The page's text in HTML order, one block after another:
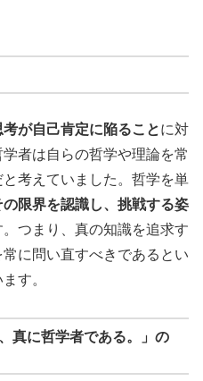
が自己肯定に陥ることに対
者は自らの哲学や理論を常
考えていました。哲学を単
の限界を認識し、挑戦する姿
つまり、真の知識を追求す
に問い直すべきであるとい
す。
真に哲学者である。」の